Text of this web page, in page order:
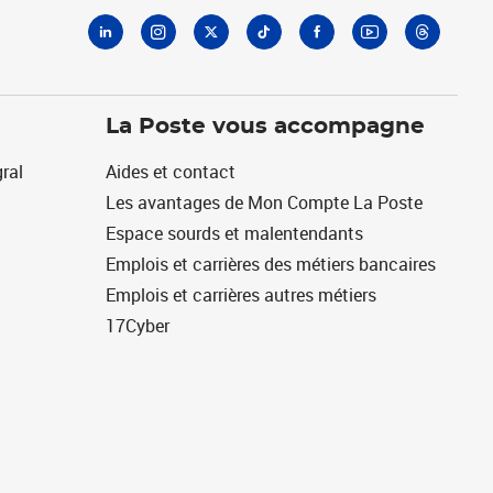
La Poste vous accompagne
Aides et contact
Les avantages de Mon Compte La Poste
Espace sourds et malentendants
Emplois et carrières des métiers bancaires
Emplois et carrières autres métiers
17Cyber